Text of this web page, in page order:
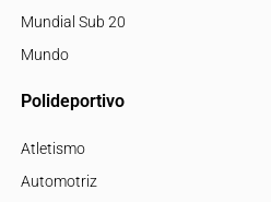
Mundial Sub 20
Mundo
Polideportivo
Atletismo
Automotriz